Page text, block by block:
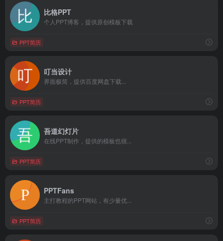
比格PPT
个人PPT博客，提供原创模板下载
PPT简历
叮当设计
界面极简，提供百度网盘下载...
PPT简历
吾道幻灯片
在线PPT制作，提供的模板也很...
PPT简历
PPTFans
主打教程的PPT网站，有少量优...
PPT简历